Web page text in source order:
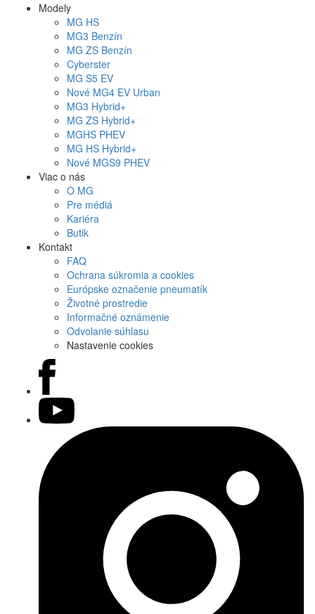
Modely
MG HS
MG3 Benzín
MG ZS Benzín
Cyberster
MG S5 EV
Nové MG4 EV Urban
MG3 Hybrid+
MG ZS Hybrid+
MGHS PHEV
MG HS Hybrid+
Nové MGS9 PHEV
Viac o nás
O MG
Pre médiá
Kariéra
Butik
Kontakt
FAQ
Ochrana súkromia a cookies
Európske označenie pneumatík
Životné prostredie
Informačné oznámenie
Odvolanie súhlasu
Nastavenie cookies